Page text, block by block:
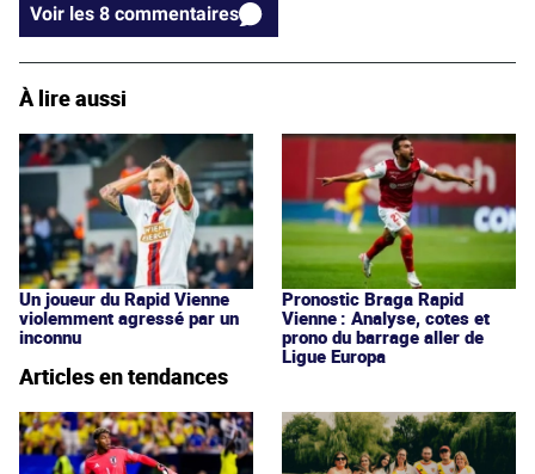
Voir les 8 commentaires
À lire aussi
Un joueur du Rapid Vienne
violemment agressé par un
inconnu
Pronostic Braga Rapid
Vienne : Analyse, cotes et
prono du barrage aller de
Ligue Europa
Articles en tendances